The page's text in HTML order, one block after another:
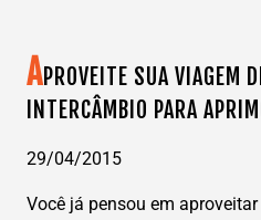
APROVEITE SUA VIAGEM
INTERCÂMBIO PARA
29/04/2015
Você já pensou em